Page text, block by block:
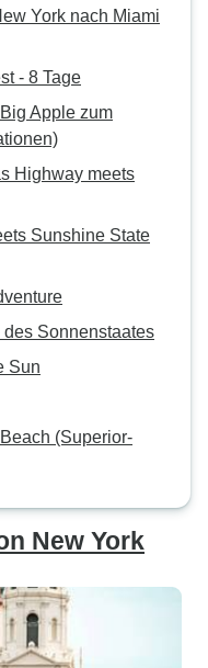
York nach Miami
- 8 Tage
Apple zum
Highway meets
Sunshine State
Sonnenstaates
Sun
(Superior-
New York